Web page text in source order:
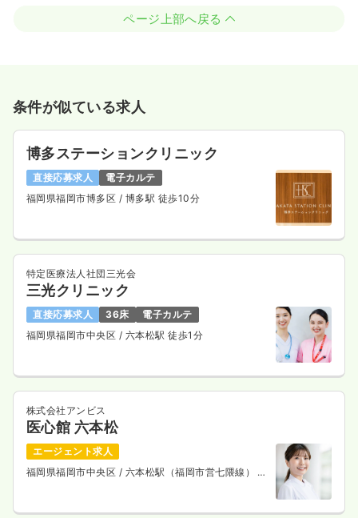
ページ上部へ戻る
条件が似ている求人
博多ステーションクリニック
直接応募求人
電子カルテ
福岡県福岡市博多区 / 博多駅 徒歩10分
特定医療法人社団三光会
三光クリニック
直接応募求人 36床
電子カルテ
福岡県福岡市中央区 / 六本松駅 徒歩1分
株式会社アンビス
医心館 六本松
エージェント求人
福岡県福岡市中央区 / 六本松駅（福岡市営七隈線） 徒